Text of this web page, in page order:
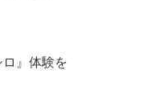
』体験を